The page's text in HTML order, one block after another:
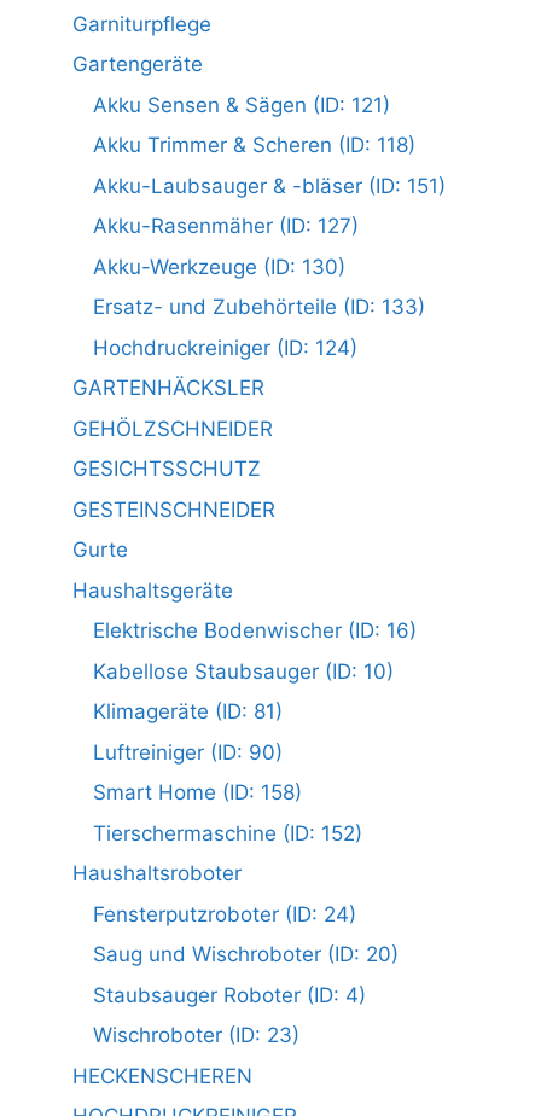
Garniturpflege
Gartengeräte
Akku Sensen & Sägen (ID: 121)
Akku Trimmer & Scheren (ID: 118)
Akku-Laubsauger & -bläser (ID: 151)
Akku-Rasenmäher (ID: 127)
Akku-Werkzeuge (ID: 130)
Ersatz- und Zubehörteile (ID: 133)
Hochdruckreiniger (ID: 124)
GARTENHÄCKSLER
GEHÖLZSCHNEIDER
GESICHTSSCHUTZ
GESTEINSCHNEIDER
Gurte
Haushaltsgeräte
Elektrische Bodenwischer (ID: 16)
Kabellose Staubsauger (ID: 10)
Klimageräte (ID: 81)
Luftreiniger (ID: 90)
Smart Home (ID: 158)
Tierschermaschine (ID: 152)
Haushaltsroboter
Fensterputzroboter (ID: 24)
Saug und Wischroboter (ID: 20)
Staubsauger Roboter (ID: 4)
Wischroboter (ID: 23)
HECKENSCHEREN